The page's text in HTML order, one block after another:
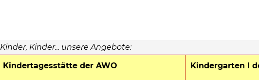
Kinder, Kinder... unsere Angebote:
Kindertagesstätte der AWO
Kindergarten I